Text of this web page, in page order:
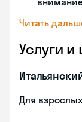
Читать
Услуги и
Для